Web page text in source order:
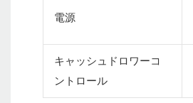
電源
キャッシュドロワーコ
ントロール